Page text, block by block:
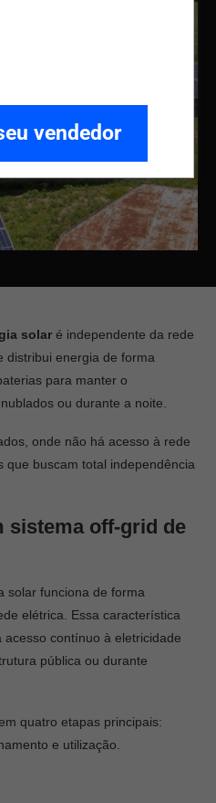
vendedor
solar é independente da rede
distribui energia de forma
para manter o
ou durante a noite.
onde não há acesso à rede
que buscam total independência
sistema off-grid de
solar funciona de forma
elétrica. Essa característica
contínuo à eletricidade
pública ou durante
quatro etapas principais:
e utilização.